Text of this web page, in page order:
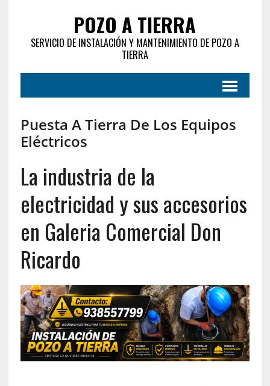
POZO A TIERRA
SERVICIO DE INSTALACIÓN Y MANTENIMIENTO DE POZO A
TIERRA
Puesta A Tierra De Los Equipos
Eléctricos
La industria de la
electricidad y sus accesorios
en Galeria Comercial Don
Ricardo